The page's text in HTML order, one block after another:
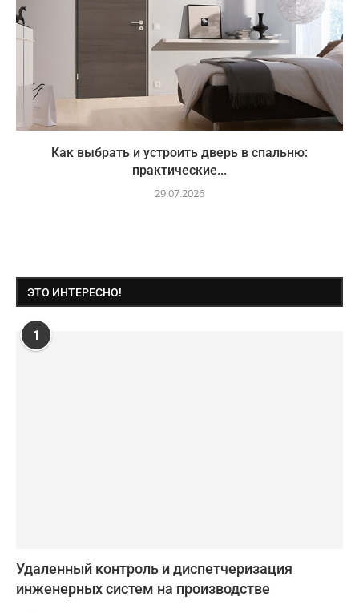
Как выбрать и устроить дверь в спальню:
практические...
29.07.2026
ЭТО ИНТЕРЕСНО!
1
Удаленный контроль и диспетчеризация
инженерных систем на производстве